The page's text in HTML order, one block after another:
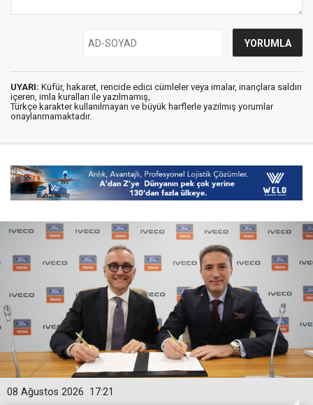
UYARI: Küfür, hakaret, rencide edici cümleler veya imalar, inançlara saldırı
içeren, imla kuralları ile yazılmamış,
Türkçe karakter kullanılmayan ve büyük harflerle yazılmış yorumlar
onaylanmamaktadır.
17:21
08 Ağustos 2026